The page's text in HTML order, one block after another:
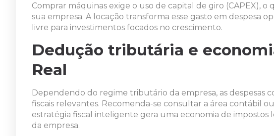
Comprar máquinas exige o uso de capital de giro (CAPEX), o
sua empresa. A locação transforma esse gasto em despesa
livre para investimentos focados no crescimento.
Dedução tributária e
Real
Dependendo do regime tributário da empresa, as despesas
fiscais relevantes. Recomenda-se consultar a área contábil ou
estratégia fiscal inteligente gera uma economia de
da empresa.